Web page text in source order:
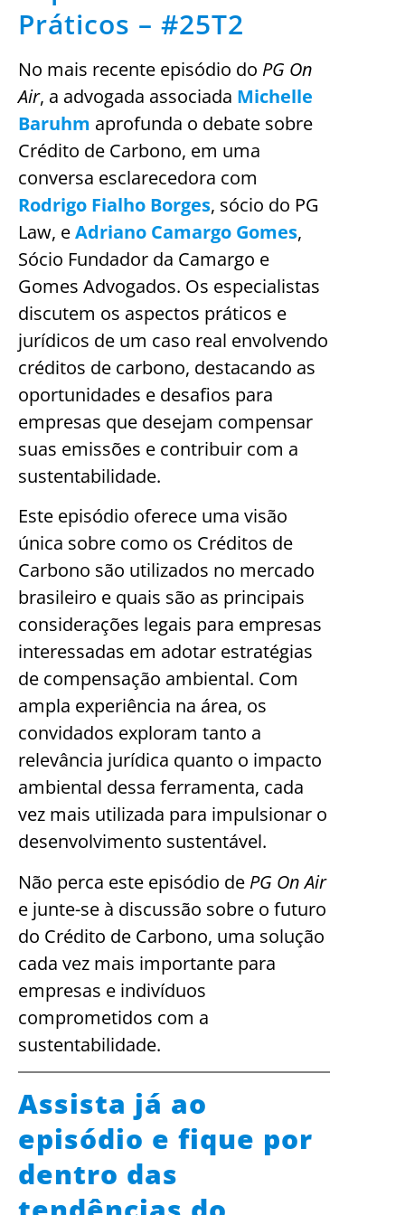
Práticos – #25T2
No mais recente episódio do PG On
Air, a advogada associada Michelle
Baruhm aprofunda o debate sobre
Crédito de Carbono, em uma
conversa esclarecedora com
Rodrigo Fialho Borges, sócio do PG
Law, eAdriano Camargo Gomes,
Sócio Fundador da Camargo e
Gomes Advogados. Os especialistas
discutem os aspectos práticos e
jurídicos de um caso real envolvendo
créditos de carbono, destacando as
oportunidades e desafios para
empresas que desejam compensar
suas emissões e contribuir com a
sustentabilidade.
Este episódio oferece uma visão
única sobre como os Créditos de
Carbono são utilizados no mercado
brasileiro e quais são as principais
considerações legais para empresas
interessadas em adotar estratégias
de compensação ambiental. Com
ampla experiência na área, os
convidados exploram tanto a
relevância jurídica quanto o impacto
ambiental dessa ferramenta, cada
vez mais utilizada para impulsionar o
desenvolvimento sustentável.
Não perca este episódio de PG On Air
e junte-se à discussão sobre o futuro
do Crédito de Carbono, uma solução
cada vez mais importante para
empresas e indivíduos
comprometidos com a
sustentabilidade.
Assista já ao
episódio e fique por
dentro das